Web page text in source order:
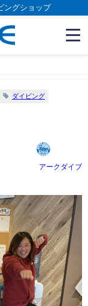
ングショップ
ダイビング
アークダイブ